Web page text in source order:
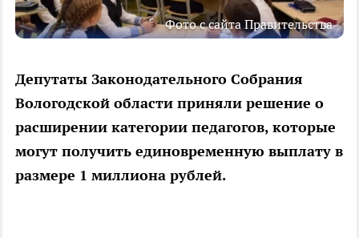
Фото с сайта Правительства
Депутаты Законодательного Собрания
Вологодской области приняли решение о
расширении категории педагогов, которые
могут получить единовременную выплату в
размере 1 миллиона рублей.